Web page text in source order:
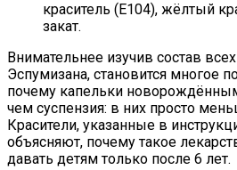
краситель (Е104), жёлтый
закат.
Внимательнее изучив состав
Эспумизана, становится многое
почему капельки
чем суспензия: в них просто
Красители, указанные в
объясняют, почему такое
давать детям только после 6 лет.